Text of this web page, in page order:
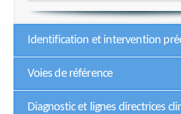
Identification et intervention
Voies de référence
Diagnostic et lignes directrices